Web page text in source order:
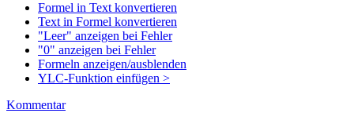
Formel in Text konvertieren
Text in Formel konvertieren
"Leer" anzeigen bei Fehler
"0" anzeigen bei Fehler
Formeln anzeigen/ausblenden
YLC-Funktion einfügen >
Kommentar